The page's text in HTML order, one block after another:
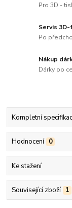
Pro 3D -
Servis
Po
Nákup
Dárky po
Kompletní
Hodnocení 0
Ke stažení
Související zboží 1